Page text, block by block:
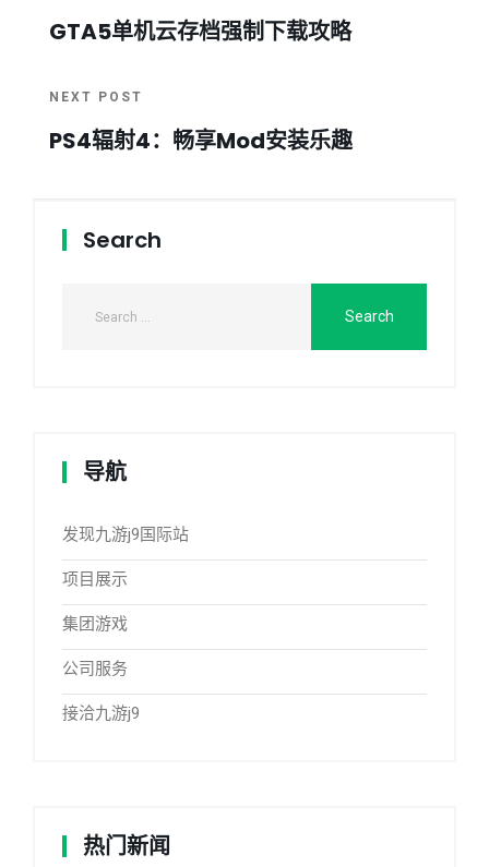
GTA5单机云存档强制下载攻略
NEXT POST
PS4辐射4：畅享Mod安装乐趣
Search
导航
发现九游j9国际站
项目展示
集团游戏
公司服务
接洽九游j9
热门新闻